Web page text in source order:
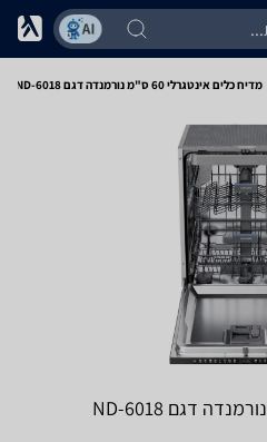
מדיח כלים אינטגרלי 60 ס"מ נורמנדה דגם ND-6018